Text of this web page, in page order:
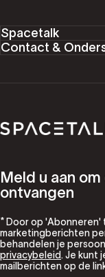
Spacetalk
Contact &
Spacetalk
Meld u aan
ontvangen
* Door op 'Abonneren'
marketingberichten
behandelen je
privacybeleid. Je kunt
mailberichten op de